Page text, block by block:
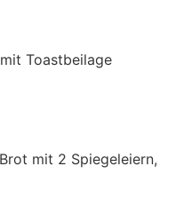
Toastbeilage
mit 2 Spiegeleiern,